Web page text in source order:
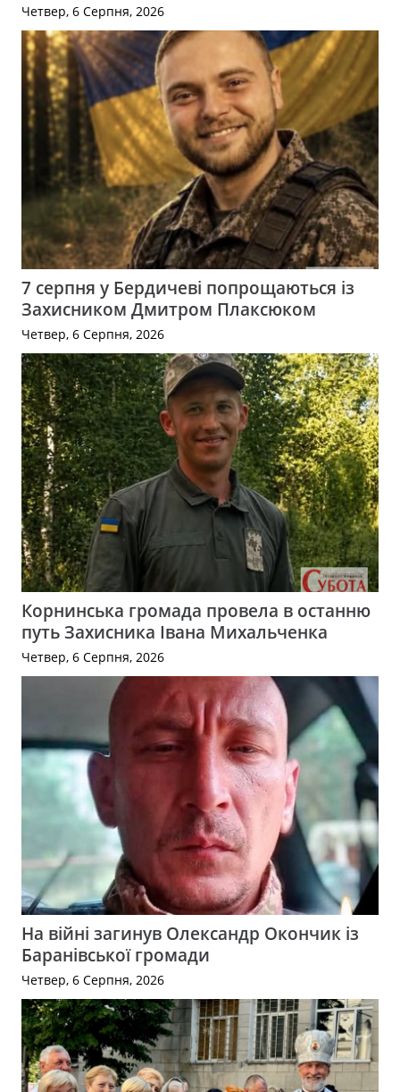
Четвер, 6 Серпня, 2026
7 серпня у Бердичеві попрощаються із
Захисником Дмитром Плаксюком
Четвер, 6 Серпня, 2026
Корнинська громада провела в останню
путь Захисника Івана Михальченка
Четвер, 6 Серпня, 2026
На війні загинув Олександр Окончик із
Баранівської громади
Четвер, 6 Серпня, 2026